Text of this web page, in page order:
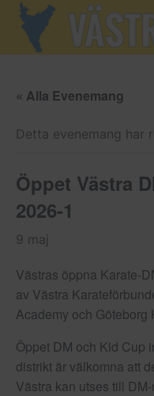
« Alla Evenemang
Detta evenemang har
Öppet Västra
2026-1
9 maj
Västras öppna Karate-
av Västra
Academy och Göteborg
Öppet DM och Kid Cup
distrikt är välkomna att
Västra kan utses till DM-